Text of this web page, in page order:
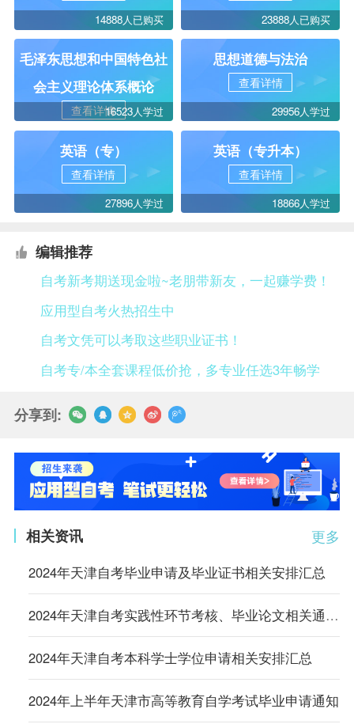
14888人已购买 23888人已购买
毛泽东思想和中国特色社
会主义理论体系概论
查看详情16523人学过
思想道德与法治
查看详情
29956人学过
英语（专）
查看详情
27896人学过
英语（专升本）
查看详情
18866人学过
编辑推荐
自考新考期送现金啦~老朋带新友，一起赚学费！
应用型自考火热招生中
自考文凭可以考取这些职业证书！
自考专/本全套课程低价抢，多专业任选3年畅学
分享到:
更多
相关资讯
2024年天津自考毕业申请及毕业证书相关安排汇总
2024年天津自考实践性环节考核、毕业论文相关通知汇总
2024年天津自考本科学士学位申请相关安排汇总
2024年上半年天津市高等教育自学考试毕业申请通知